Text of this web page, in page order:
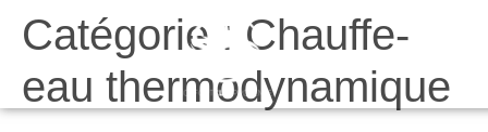
Catégorie : Chauffe-
eau thermodynamique